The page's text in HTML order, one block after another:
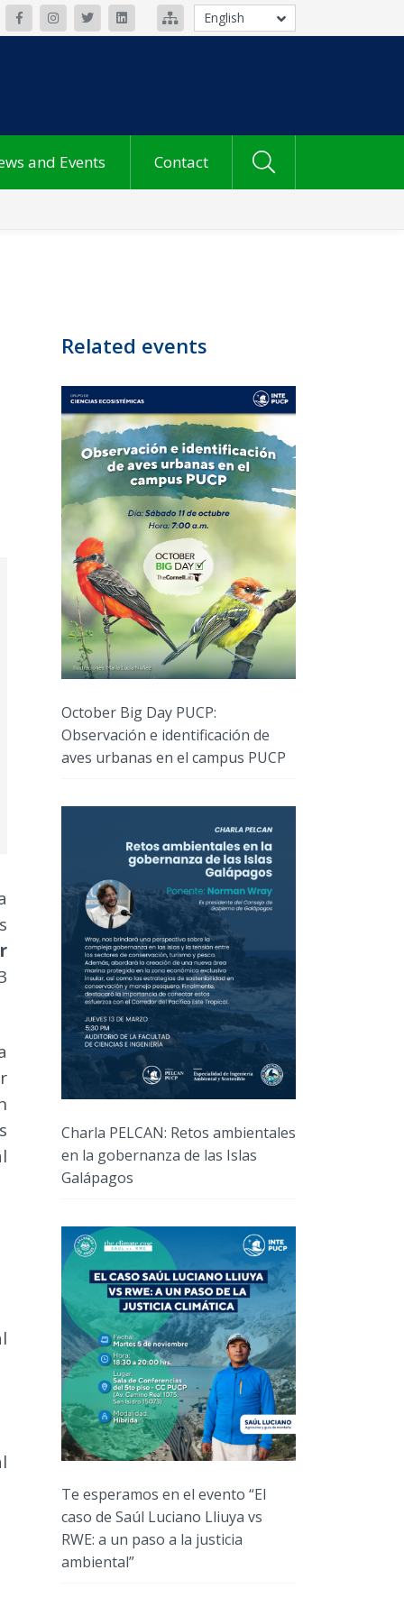
English
and Events Contact
Related events
October Big Day PUCP:
Observación e identificación de
aves urbanas en el campus PUCP
Charla PELCAN: Retos ambientales
en la gobernanza de las Islas
Galápagos
Te esperamos en el evento “El
caso de Saúl Luciano Lliuya vs
RWE: a un paso a la justicia
ambiental”